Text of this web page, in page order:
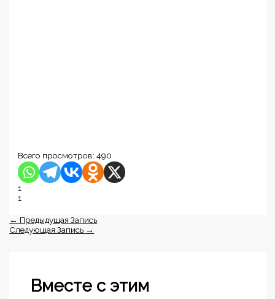
Всего просмотров: 490
1
1
← Предыдущая Запись
Следующая Запись →
Вместе с этим